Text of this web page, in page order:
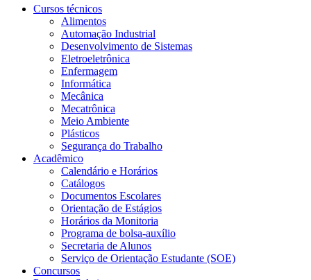
Cursos técnicos
Alimentos
Automação Industrial
Desenvolvimento de Sistemas
Eletroeletrônica
Enfermagem
Informática
Mecânica
Mecatrônica
Meio Ambiente
Plásticos
Segurança do Trabalho
Acadêmico
Calendário e Horários
Catálogos
Documentos Escolares
Orientação de Estágios
Horários da Monitoria
Programa de bolsa-auxílio
Secretaria de Alunos
Serviço de Orientação Estudante (SOE)
Concursos